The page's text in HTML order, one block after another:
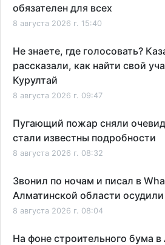
обязателен для всех
8 августа 2026 г. 15:40
Не знаете, где голосовать?
рассказали, как найти свой
Курултай
8 августа 2026 г. 09:47
Пугающий пожар сняли
стали известны подробности
8 августа 2026 г. 08:32
Звонил по ночам и писал в
Алматинской области осудили
8 августа 2026 г. 08:04
На фоне строительного бума